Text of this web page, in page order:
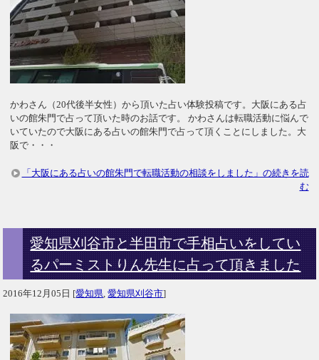
かわさん（20代後半女性）から頂いた占い体験投稿です。大阪にある占
いの館朱門で占って頂いた時のお話です。 かわさんは転職活動に悩んで
いていたので大阪にある占いの館朱門で占って頂くことにしました。大
阪で・・・
「大阪にある占いの館朱門で転職活動の相談をしました」の続きを読
む
愛知県刈谷市と半田市で手相占いをしてい
るパーミストりん先生に占って頂きました
2016年12月05日 [愛知県 ,愛知県刈谷市]